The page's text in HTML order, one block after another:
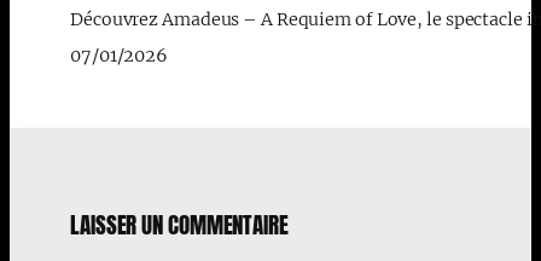
Découvrez Amadeus – A Requiem of Love, le spectacle
07/01/2026
LAISSER UN COMMENTAIRE